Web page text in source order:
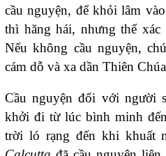
cầu nguyện, để khỏi lâm
thì hăng hái, nhưng thể
Nếu không cầu nguyện,
cám dỗ và xa dần Thiên
Cầu nguyện đối với người
khởi đi từ lúc bình minh
trời ló rạng đến khi khuất